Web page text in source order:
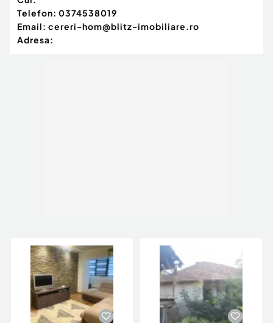
Telefon: 0374538019
Email: cereri-hom@blitz-imobiliare.ro
Adresa: